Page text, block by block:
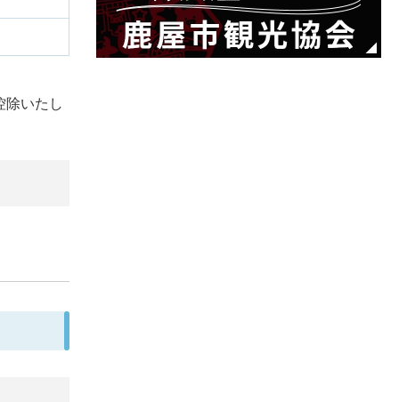
除いたし